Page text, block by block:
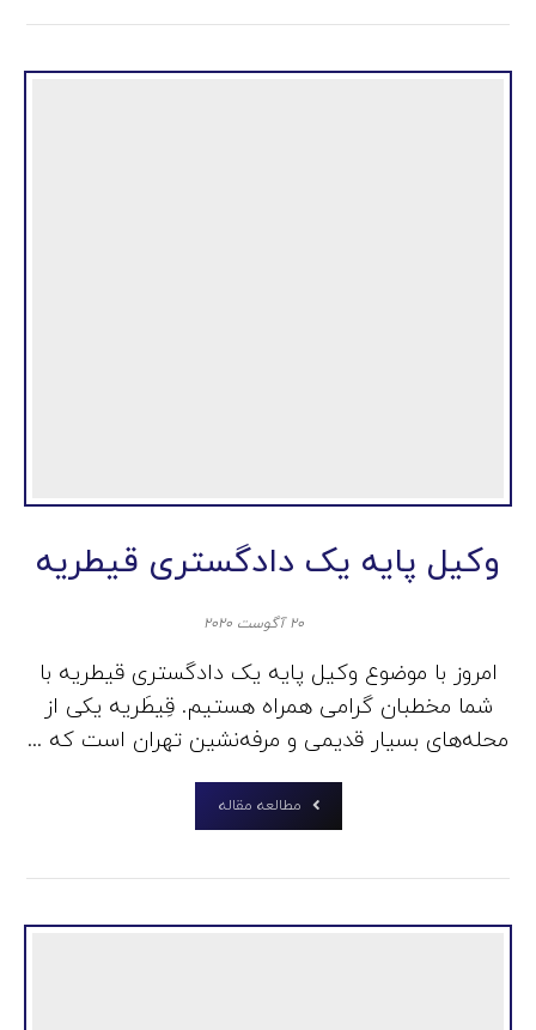
وکیل پایه یک دادگستری قیطریه
۲۰ آگوست ۲۰۲۰
امروز با موضوع وکیل پایه یک دادگستری قیطریه با
شما مخطبان گرامی همراه هستیم. قِیطَریه یکی از
محله‌های بسیار قدیمی و مرفه‌نشین تهران است که ...
مطالعه مقاله